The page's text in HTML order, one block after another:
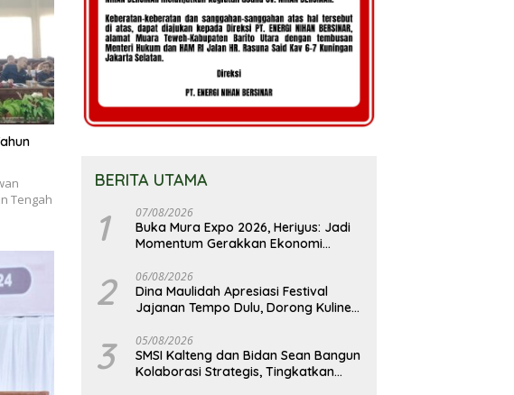
Tengah
BERITA UTAMA
1 07/08/2026
Buka Mura Expo 2026, Heriyus: Jadi
Momentum Gerakkan Ekonomi
2 06/08/2026
Dina Maulidah Apresiasi Festival
Jajanan Tempo Dulu, Dorong Kuliner
3 05/08/2026
SMSI Kalteng dan Bidan Sean Bangun
Kolaborasi Strategis, Tingkatkan